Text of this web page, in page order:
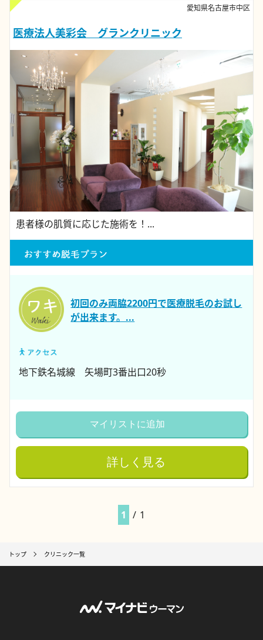
愛知県名古屋市中区
医療法人美彩会 グランクリニック
患者様の肌質に応じた施術を！...
初回のみ両脇2200円で医療脱毛のお試し
が出来ます。...
地下鉄名城線 矢場町3番出口20秒
マイリストに追加
詳しく見る
1 / 1
トップ クリニック一覧